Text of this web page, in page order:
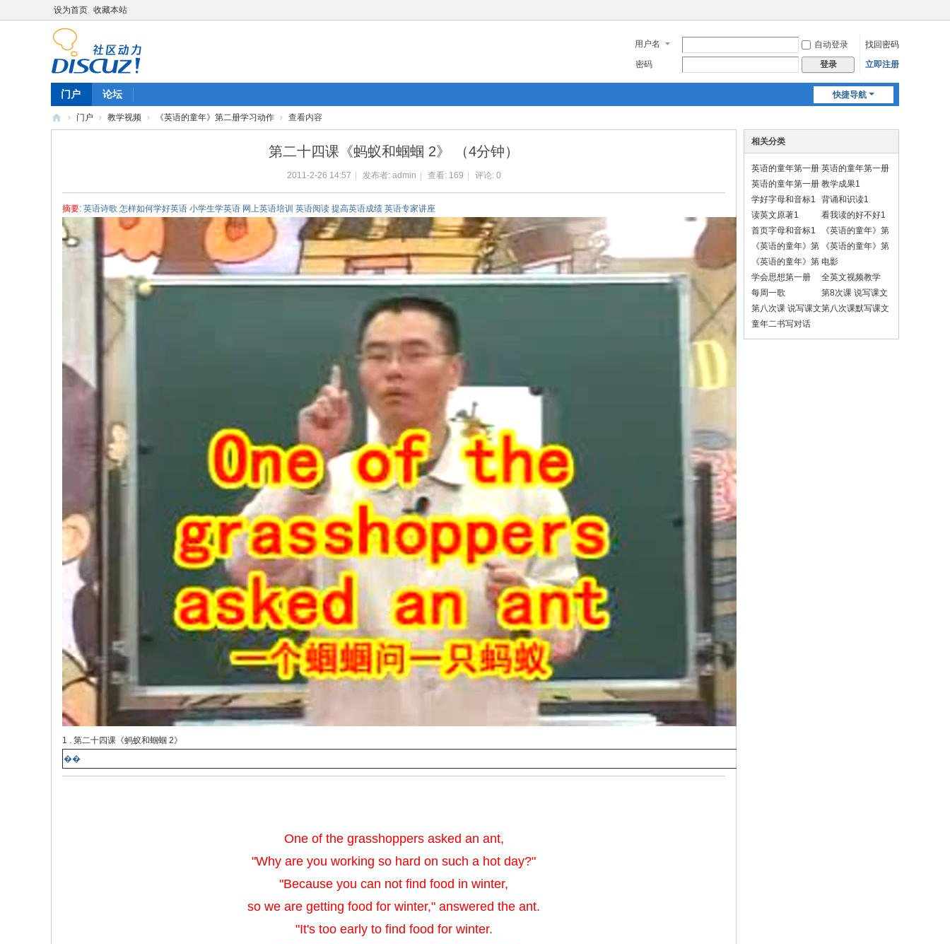
设为首页 收藏本站
用户名 自动登录
找回密码
密码
登录 立即注册
快捷导航
门户 论坛
› 门户 › 教学视频 › 《英语的童年》第二册学习动作 › 查看内容
第二十四课《蚂蚁和蝈蝈 2》 （4分钟）
2011-2-26 14:57 发布者: admin 查看: 169 评论: 0
摘要: 英语诗歌 怎样如何学好英语 小学生学英语 网上英语培训 英语阅读 提高英语成绩 英语专家讲座
1 . 第二十四课《蚂蚁和蝈蝈 2》
��
One of the grasshoppers asked an ant,
"Why are you working so hard on such a hot day?"
"Because you can not find food in winter,
so we are getting food for winter," answered the ant.
"It's too early to find food for winter.
相关分类
英语的童年第一册
1
英语的童年第一册
1
英语的童年第一册
默写视频
教学成果1
学好字母和音标1
背诵和识读1
读英文原著1
看我读的好不好1
首页字母和音标1
《英语的童年》第
一册学习动作
《英语的童年》第
一册做动作背诵
《英语的童年》第
二册学习动作
《英语的童年》第
二册做动作背诵
电影
学会思想第一册
全英文视频教学
每周一歌
第8次课 说写课文
A
第八次课 说写课文
B
第八次课默写课文
童年二书写对话